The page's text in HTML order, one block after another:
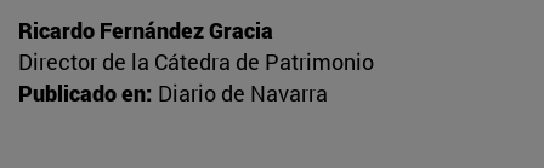
Ricardo Fernández Gracia
Director de la Cátedra de Patrimonio
Publicado en: Diario de Navarra